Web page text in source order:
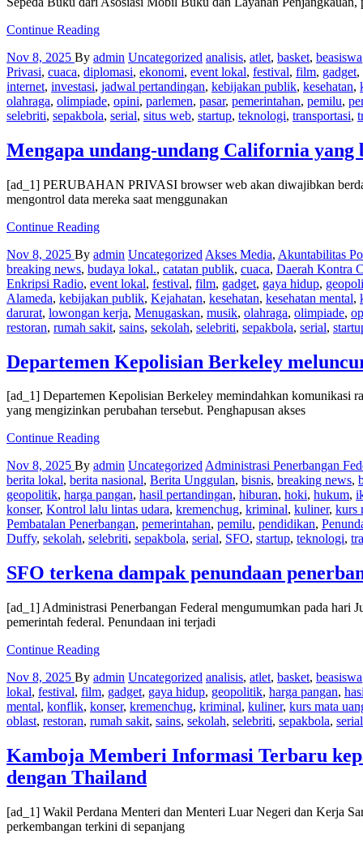
Continue Reading'BiblioBike'
perpustakaan
Healdsburg
memenangkan
penghargaan
nasional
membawa
buku
masyarakat
Nov 8, 2025 By admin Uncategorized analisis, atlet, basket, beasiswa
Privasi, cuaca, diplomasi, ekonomi, event lokal, festival, film, gadget,
internet, investasi, jadwal pertandingan, kebijakan publik, kesehatan,
olahraga, olimpiade, opini, parlemen, pasar, pemerintahan, pemilu,
selebriti, sepakbola, serial, situs web, startup, teknologi, transportasi,
Mengapa undang-undang California
[ad_1] PERUBAHAN PRIVASI browser web akan diwajibkan
mengontrol data mereka saat menggunakan
Continue ReadingMengapa
undang
California
yang
baru
dapat
mengubah
semua
orang
menjelajahi
internet
Nov 8, 2025 By admin Uncategorized Akses Media, Akuntabilitas
breaking news, budaya lokal., catatan publik, cuaca, Daerah Kontra
Enkripsi Radio, event lokal, festival, film, gadget, gaya hidup,
Alameda, kebijakan publik, Kejahatan, kesehatan, kesehatan mental,
darurat, lowongan kerja, Menugaskan, musik, olahraga, olimpiade,
restoran, rumah sakit, sains, sekolah, selebriti, sepakbola, serial,
Departemen Kepolisian Berkeley
[ad_1] Departemen Kepolisian Berkeley memindahkan komunikasi
yang mengizinkan perubahan tersebut. Penghapusan akses
Continue ReadingDepartemen
Berkeley
meluncurkan
log
panggilan
online
saat
mengenkripsi
sinyal
Nov 8, 2025 By admin UncategorizedAdministrasi Penerbangan
berita lokal, berita nasional, Berita Unggulan, bisnis, breaking news,
geopolitik, harga pangan, hasil pertandingan, hiburan, hoki, hukum,
konser, Kontrol lalu lintas udara, kremenchug, kriminal, kuliner, kurs
Pembatalan Penerbangan, pemerintahan, pemilu, pendidikan,
Duffy, sekolah, selebriti, sepakbola, serial, SFO, startup, teknologi,
SFO terkena dampak penundaan
[ad_1] Administrasi Penerbangan Federal mengumumkan pada hari
pemerintah federal. Penundaan ini terjadi
Continue ReadingSFO
dampak
penundaan
penerbangan,
pembatalan
tengah
gangguan
layanan
lintas
udara
Nov 8, 2025 By admin Uncategorized analisis, atlet, basket, beasiswa
lokal, festival, film, gadget, gaya hidup, geopolitik, harga pangan,
mental, konflik, konser, kremenchug, kriminal, kuliner, kurs mata
oblast, restoran, rumah sakit, sains, sekolah, selebriti, sepakbola, serial
Kamboja Memberi Informasi Terbaru
dengan Thailand
[ad_1] Wakil Perdana Menteri dan Menteri Luar Negeri dan Kerja
perkembangan terkini di sepanjang